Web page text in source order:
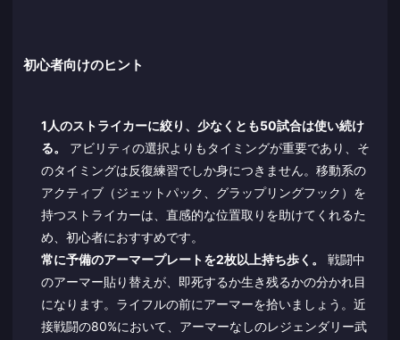
初心者向けのヒント
1人のストライカーに絞り、少なくとも50試合は使い続け
る。
アビリティの選択よりもタイミングが重要であり、そ
のタイミングは反復練習でしか身につきません。移動系の
アクティブ（ジェットパック、グラップリングフック）を
持つストライカーは、直感的な位置取りを助けてくれるた
め、初心者におすすめです。
常に予備のアーマープレートを2枚以上持ち歩く。
戦闘中
のアーマー貼り替えが、即死するか生き残るかの分かれ目
になります。ライフルの前にアーマーを拾いましょう。近
接戦闘の80%において、アーマーなしのレジェンダリー武